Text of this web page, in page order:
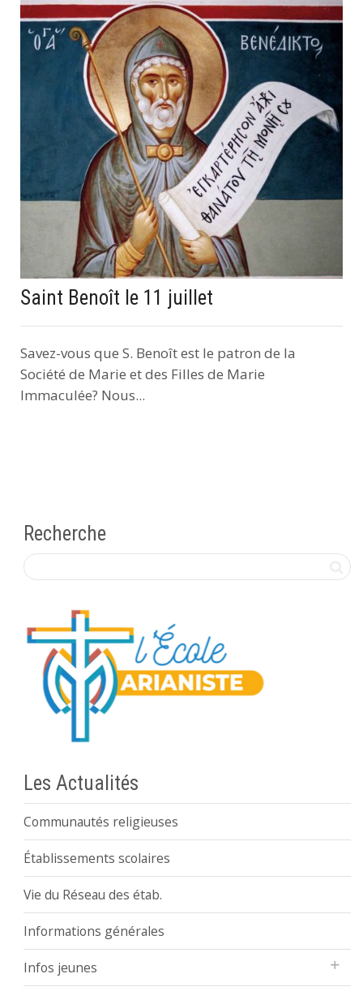
Saint Benoît le 11 juillet
Savez-vous que S. Benoît est le patron de la
Société de Marie et des Filles de Marie
Immaculée? Nous...
Recherche
Les Actualités
Communautés religieuses
Établissements scolaires
Vie du Réseau des étab.
Informations générales
Infos jeunes